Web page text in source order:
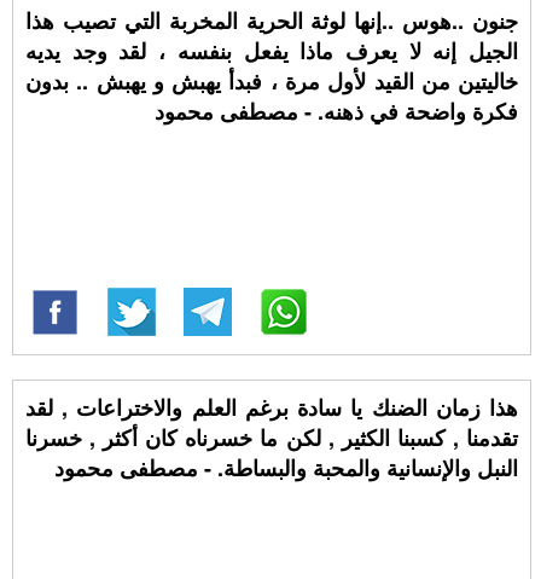
جنون ..هوس ..إنها لوثة الحرية المخربة التي تصيب هذا
الجيل إنه لا يعرف ماذا يفعل بنفسه ، لقد وجد يديه
خاليتين من القيد لأول مرة ، فبدأ يهبش و يهبش .. بدون
فكرة واضحة في ذهنه. - مصطفى محمود
هذا زمان الضنك يا سادة برغم العلم والاختراعات , لقد
تقدمنا , كسبنا الكثير , لكن ما خسرناه كان أكثر , خسرنا
النبل والإنسانية والمحبة والبساطة. - مصطفى محمود